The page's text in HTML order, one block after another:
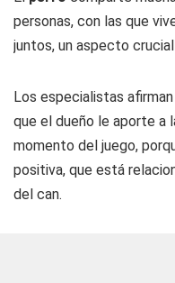
personas, con las que
juntos, un aspecto
Los especialistas
que el dueño le aporte a
momento del juego,
positiva, que está
del can.